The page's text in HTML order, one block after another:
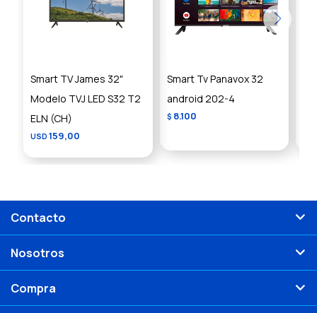
Smart TV James 32"
Modelo TVJ LED S32 T2
ELN (CH)
USD 159,00
Smart Tv Panavox 32
android 202-4
$ 8.100
Contacto
Nosotros
Compra